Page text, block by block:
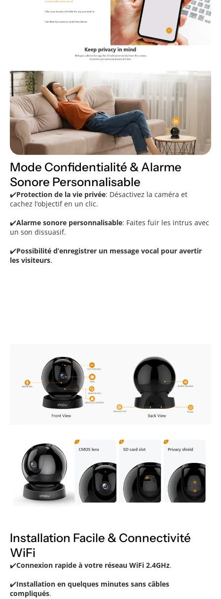
Mode Confidentialité & Alarme
Sonore Personnalisable
✔️Protection de la vie privée: Désactivez la caméra et
cachez l’objectif en un clic.
✔️Alarme sonore personnalisable: Faites fuir les intrus avec
un son dissuasif.
✔️Possibilité d’enregistrer un message vocal pour avertir
les visiteurs.
Installation Facile & Connectivité
WiFi
✔️Connexion rapide à votre réseau WiFi 2.4GHz.
✔️Installation en quelques minutes sans câbles
compliqués.